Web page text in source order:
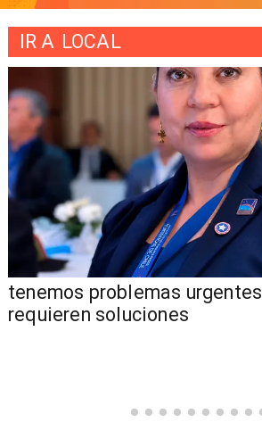
IR A LOCAL
tenemos problemas
requieren soluciones